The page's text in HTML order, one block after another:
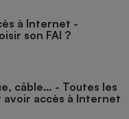
à Internet -
son FAI ?
câble… - Toutes les
accès à Internet